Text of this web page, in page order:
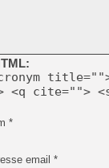
title="">
<q cite="">
*
email *